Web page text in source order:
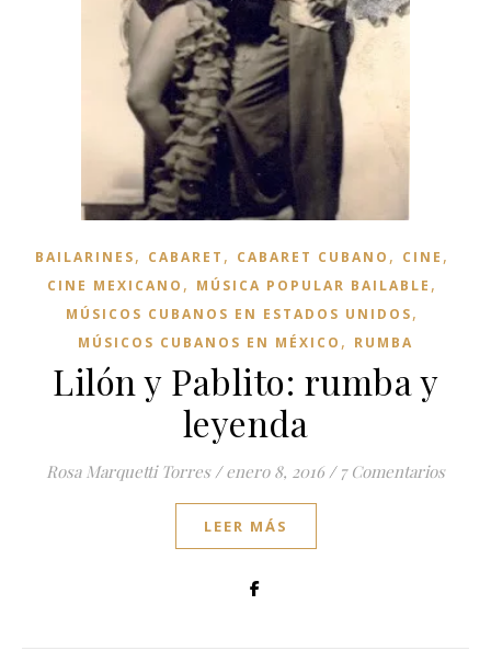
BAILARINES, CABARET , CABARET CUBANO , CINE ,
CINE MEXICANO , MÚSICA POPULAR BAILABLE ,
MÚSICOS CUBANOS EN ESTADOS UNIDOS,
MÚSICOS CUBANOS EN MÉXICO , RUMBA
Lilón y Pablito: rumba y
leyenda
Rosa Marquetti Torres / enero 8, 2016 / 7 Comentarios
LEER MÁS